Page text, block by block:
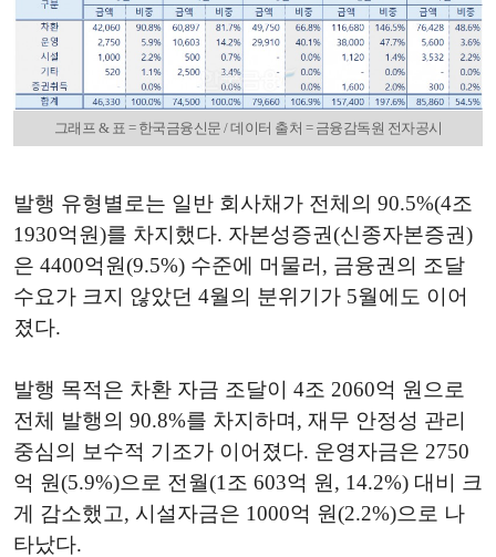
그래프 & 표 = 한국금융신문 / 데이터 출처 = 금융감독원 전자공시
발행 유형별로는 일반 회사채가 전체의 90.5%(4조
1930억원)를 차지했다. 자본성증권(신종자본증권)
은 4400억원(9.5%) 수준에 머물러, 금융권의 조달
수요가 크지 않았던 4월의 분위기가 5월에도 이어
졌다.
발행 목적은 차환 자금 조달이 4조 2060억 원으로
전체 발행의 90.8%를 차지하며, 재무 안정성 관리
중심의 보수적 기조가 이어졌다. 운영자금은 2750
억 원(5.9%)으로 전월(1조 603억 원, 14.2%) 대비 크
게 감소했고, 시설자금은 1000억 원(2.2%)으로 나
타났다.